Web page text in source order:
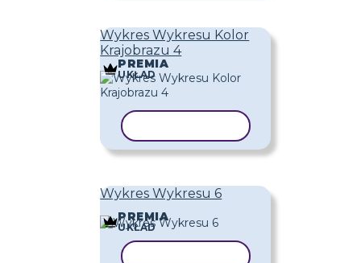
Wykres Wykresu Kolor
Krajobrazu 4
PREMIA
UKŁAD
Wykres Wykresu 6
PREMIA
UKŁAD